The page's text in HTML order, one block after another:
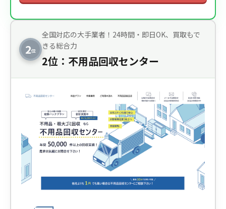
2位
全国対応の大手業者！24時間・即日OK、買取もで
きる総合力
2位：不用品回収センター